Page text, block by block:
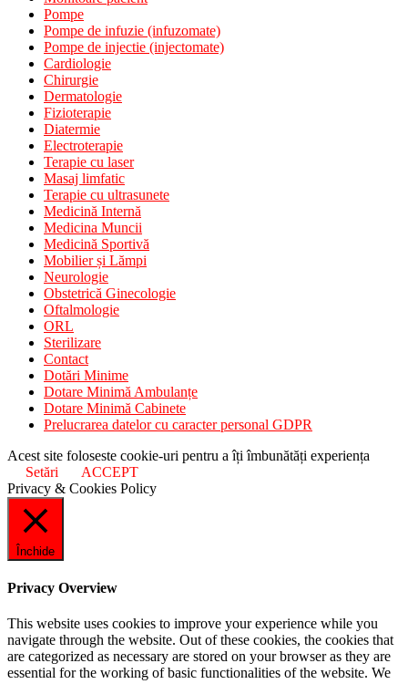
Pompe
Pompe de infuzie (infuzomate)
Pompe de injectie (injectomate)
Cardiologie
Chirurgie
Dermatologie
Fizioterapie
Diatermie
Electroterapie
Terapie cu laser
Masaj limfatic
Terapie cu ultrasunete
Medicină Internă
Medicina Muncii
Medicină Sportivă
Mobilier și Lămpi
Neurologie
Obstetrică Ginecologie
Oftalmologie
ORL
Sterilizare
Contact
Dotări Minime
Dotare Minimă Ambulanțe
Dotare Minimă Cabinete
Prelucrarea datelor cu caracter personal GDPR
Acest site foloseste cookie-uri pentru a îți îmbunătăți experiența
Setări
ACCEPT
Privacy & Cookies Policy
Închide
Privacy Overview
This website uses cookies to improve your experience while you
navigate through the website. Out of these cookies, the cookies that
are categorized as necessary are stored on your browser as they are
essential for the working of basic functionalities of the website. We